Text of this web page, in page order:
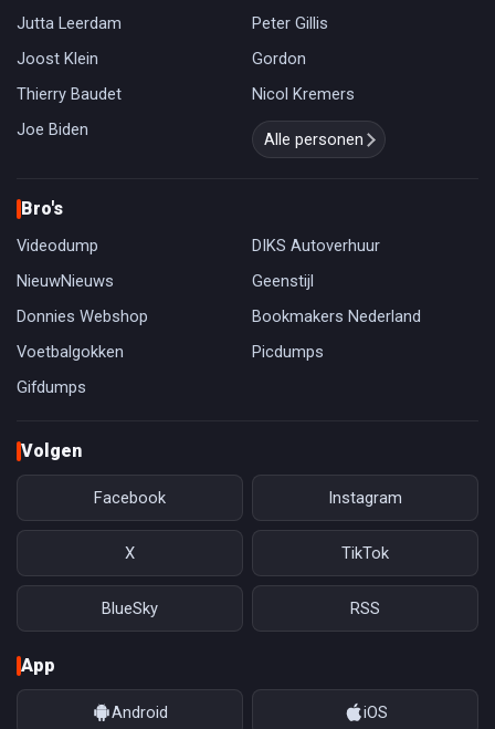
Jutta Leerdam
Peter Gillis
Joost Klein
Gordon
Thierry Baudet
Nicol Kremers
Joe Biden
Alle personen
Bro's
Videodump
DIKS Autoverhuur
NieuwNieuws
Geenstijl
Donnies Webshop
Bookmakers Nederland
Voetbalgokken
Picdumps
Gifdumps
Volgen
Facebook Instagram
X TikTok
BlueSky RSS
App
Android iOS